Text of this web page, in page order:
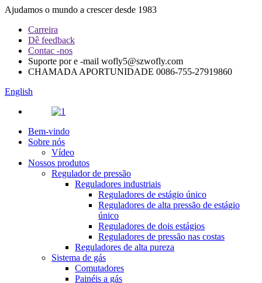
Ajudamos o mundo a crescer desde 1983
Carreira
Dê feedback
Contac -nos
Suporte por e -mail wofly5@szwofly.com
CHAMADA APORTUNIDADE 0086-755-27919860
English
Bem-vindo
Sobre nós
Vídeo
Nossos produtos
Regulador de pressão
Reguladores industriais
Reguladores de estágio único
Reguladores de alta pressão de estágio
único
Reguladores de dois estágios
Reguladores de pressão nas costas
Reguladores de alta pureza
Sistema de gás
Comutadores
Painéis a gás